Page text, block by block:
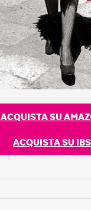
ACQUISTA SU
ACQUISTA SU IBS